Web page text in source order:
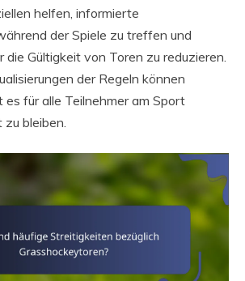
helfen, informierte
der Spiele zu treffen und
Gültigkeit von Toren zu reduzieren.
der Regeln können
es für alle Teilnehmer am Sport
bleiben.